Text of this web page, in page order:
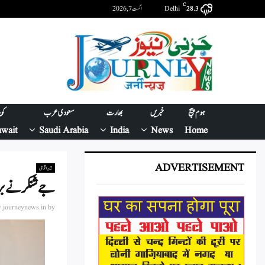
28.3
C
Delhi اگست 7, 2026
ہوم پیج
Home
خبریں
News
بھارت
India
سعودی عرب
Saudi Arabia
بین اقوامی
جے شنکر نے برونائی کے ساتھ
by
ADVERTISEMENT